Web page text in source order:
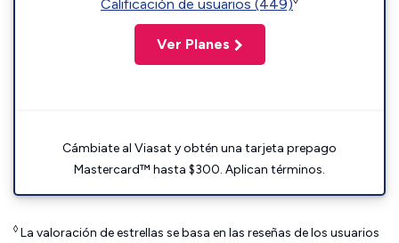
Calificación de usuarios (449)
Ver Planes
Cámbiate al Viasat y obtén una tarjeta prepago
Mastercard™ hasta $300. Aplican términos.
◊ La valoración de estrellas se basa en las reseñas de los usuarios